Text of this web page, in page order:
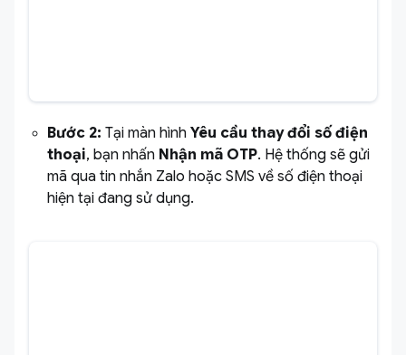
Bước 2: Tại màn hình Yêu cầu thay đổi số điện
thoại, bạn nhấn Nhận mã OTP. Hệ thống sẽ gửi
mã qua tin nhắn Zalo hoặc SMS về số điện thoại
hiện tại đang sử dụng.